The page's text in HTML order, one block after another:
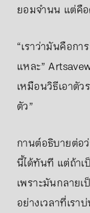
ยอมจำนน แต่คือ
“เราว่ามันคือก
แหละ”
เหมือนวิธีเอาตั
ตัว”
กานต์อธิบายต่อว่
นี้ได้ทันที แต่ถ้าเ
เพราะมันกลาย
อย่างเวลาที่เรา